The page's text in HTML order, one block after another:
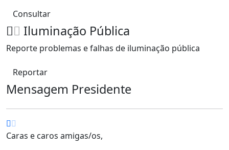
Consultar
Iluminação Pública
Reporte problemas e falhas de iluminação pública
Reportar
Mensagem Presidente
Caras e caros amigas/os,